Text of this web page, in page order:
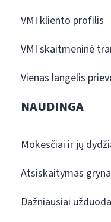
VMI kliento profilis
VMI skaitmeninė
Vienas langelis
NAUDINGA
Mokesčiai ir jų
Atsiskaitymas
Dažniausiai